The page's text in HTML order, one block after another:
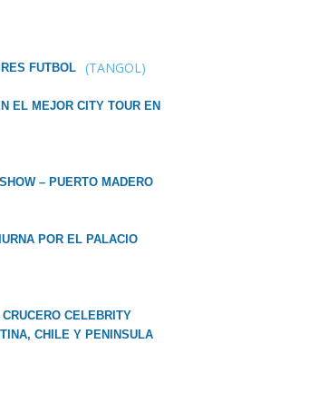
FUTBOL (TANGOL)
EL MEJOR CITY TOUR EN
– PUERTO MADERO
POR EL PALACIO
CELEBRITY
CHILE Y PENINSULA